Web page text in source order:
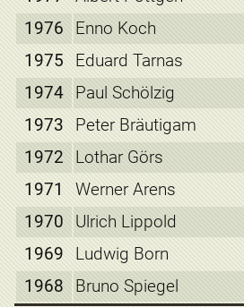
1976
Enno Koch
1975
Eduard Tarnas
1974
Paul Schölzig
1973
Peter Bräutigam
1972
Lothar Görs
1971
Werner Arens
1970
Ulrich Lippold
1969
Ludwig Born
1968
Bruno Spiegel